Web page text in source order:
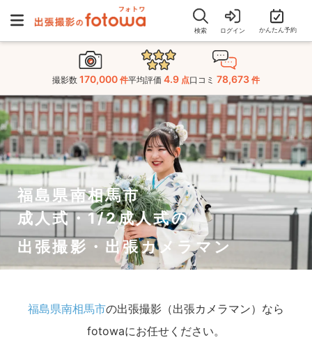
検索 ログイン かんたん予約
撮影数 170,000 件平均評価 4.9 点口コミ 78,673 件
福島県南相馬市
成人式・1/2成人式の
出張撮影・出張カメラマン
福島県南相馬市の出張撮影（出張カメラマン）なら
fotowaにお任せください。